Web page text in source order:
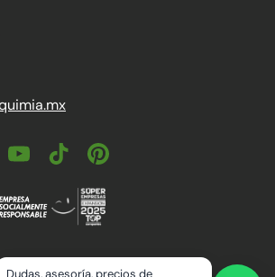
YouTubeTikTokPinterest
Dudas, asesoría, precios de